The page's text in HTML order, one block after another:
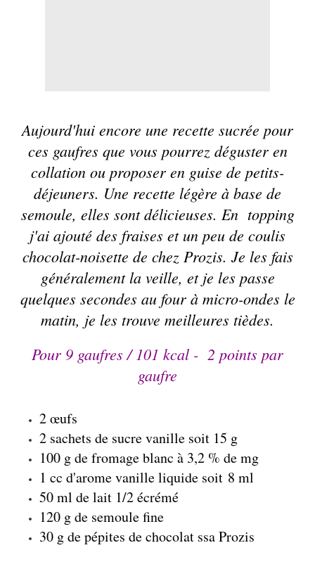
Aujourd'hui encore une recette sucrée pour
ces gaufres que vous pourrez déguster en
collation ou proposer en guise de petits-
déjeuners. Une recette légère à base de
semoule, elles sont délicieuses. En topping
j'ai ajouté des fraises et un peu de coulis
chocolat-noisette de chez Prozis. Je les fais
généralement la veille, et je les passe
quelques secondes au four à micro-ondes le
matin, je les trouve meilleures tièdes.
Pour 9 gaufres / 101 kcal - 2 points par
gaufre
2 œufs
2 sachets de sucre vanille soit 15 g
100 g de fromage blanc à 3,2 % de mg
1 cc d'arome vanille liquide soit 8 ml
50 ml de lait 1/2 écrémé
120 g de semoule fine
30 g de pépites de chocolat ssa Prozis